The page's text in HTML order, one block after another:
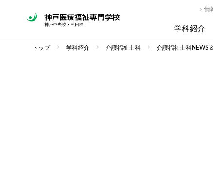
学科紹介
情
トップ 学科紹介 介護福祉士科 介護福祉士科NEWS